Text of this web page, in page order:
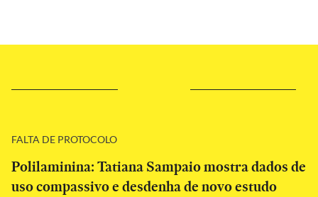
FALTA DE PROTOCOLO
Polilaminina: Tatiana Sampaio mostra dados de
uso compassivo e desdenha de novo estudo